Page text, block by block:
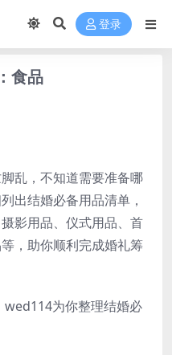
登录
食品
乱，不知道需要准备哪
出结婚必备用品清单，
影用品、仪式用品、首
，助你顺利完成婚礼筹
wed114为你整理结婚必